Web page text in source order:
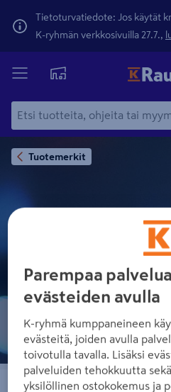
Tietoturvatiedote: Jos käytät
K-ryhmän verkkosivuilla 27.7.,
Tuotemerkit
Järjestä
Parempaa palvelua
evästeiden avulla
K-ryhmä kumppaneineen
evästeitä, joiden avulla
toivotulla tavalla. Lisäksi
palveluiden tehokkuutta
yksilöllinen ostokokemus ja